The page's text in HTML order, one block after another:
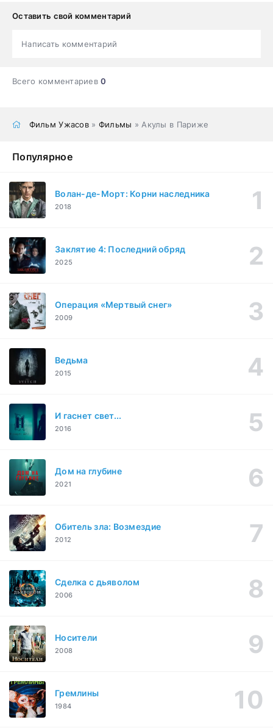
Оставить свой комментарий
Написать комментарий
Всего комментариев0
Фильм Ужасов» Фильмы » Акулы в Париже
Популярное
Волан-де-Морт: Корни наследника
2018
Заклятие 4: Последний обряд
2025
Операция «Мертвый снег»
2009
Ведьма
2015
И гаснет свет...
2016
Дом на глубине
2021
Обитель зла: Возмездие
2012
Сделка с дьяволом
2006
Носители
2008
Гремлины
1984